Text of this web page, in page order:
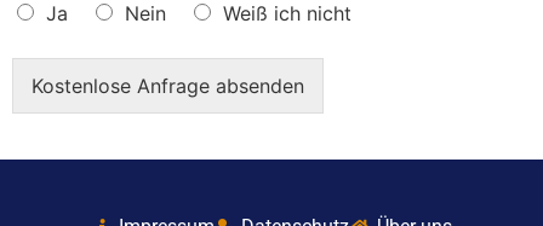
Ja
Nein Weiß ich nicht
Kostenlose Anfrage absenden